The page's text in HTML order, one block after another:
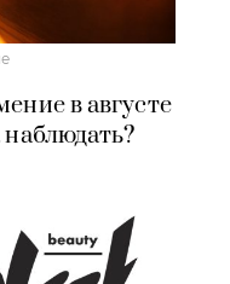
в августе